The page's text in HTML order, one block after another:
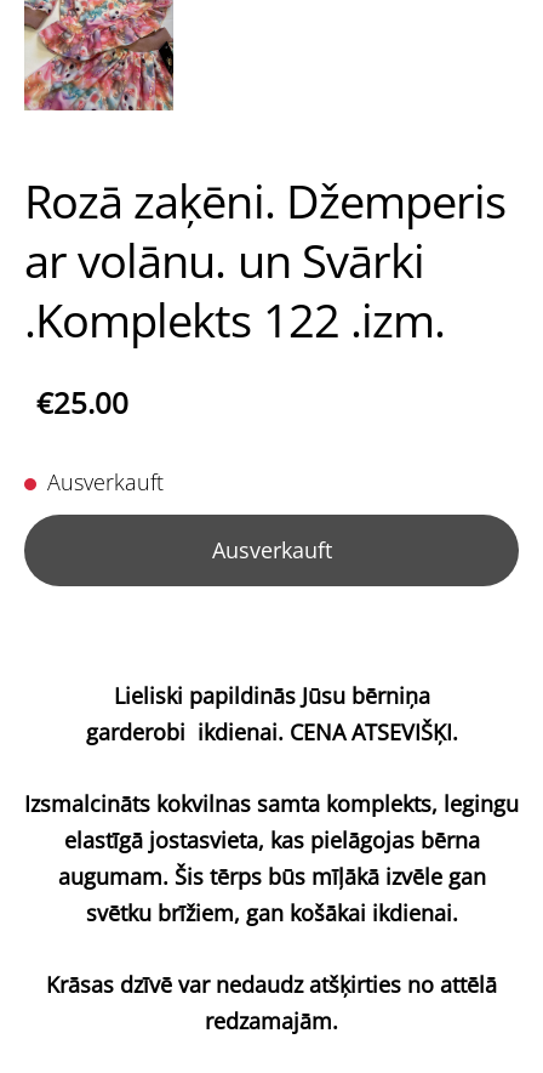
Rozā zaķēni. Džemperis
ar volānu. un Svārki
.Komplekts 122 .izm.
€25.00
Ausverkauft
Ausverkauft
Lieliski papildinās Jūsu bērniņa
garderobi ikdienai. CENA ATSEVIŠĶI.
Izsmalcināts kokvilnas samta komplekts, legingu
elastīgā jostasvieta, kas pielāgojas bērna
augumam. Šis tērps būs mīļākā izvēle gan
svētku brīžiem, gan košākai ikdienai.
Krāsas dzīvē var nedaudz atšķirties no attēlā
redzamajām.